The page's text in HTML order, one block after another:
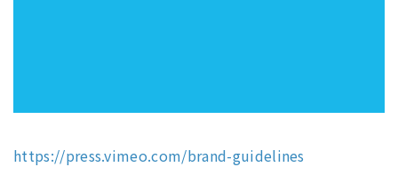
https://press.vimeo.com/brand-guidelines